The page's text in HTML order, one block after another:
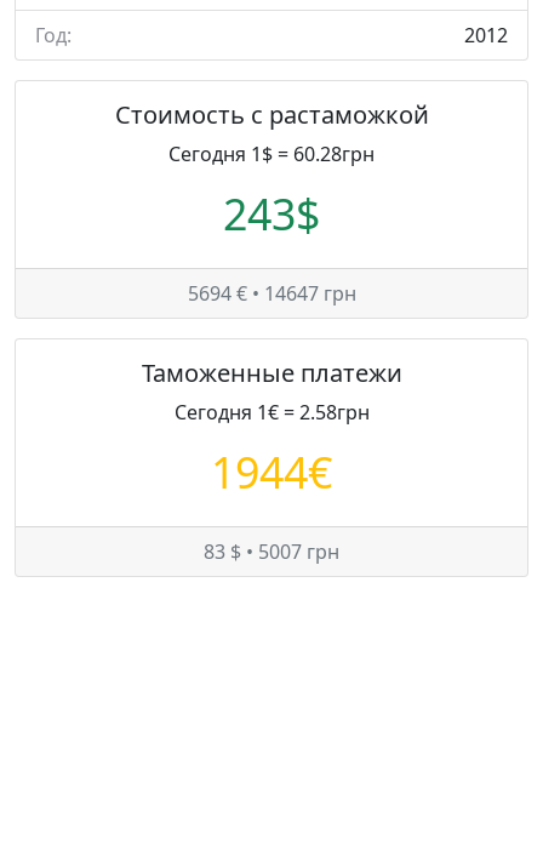
Год:
2012
Стоимость с растаможкой
Сегодня 1$ = 60.28грн
243$
5694 € • 14647 грн
Таможенные платежи
Сегодня 1€ = 2.58грн
1944€
83 $ • 5007 грн